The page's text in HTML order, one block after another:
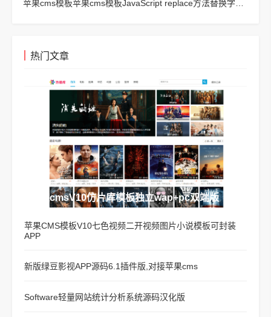
热门文章
苹果cmsV10仿片库模板独立wap+pc双端版
苹果CMS模板V10七色视频二开视频图片小说模板可封装
APP
新版绿豆影视APP源码6.1插件版,对接苹果cms
Software轻量网站统计分析系统源码汉化版